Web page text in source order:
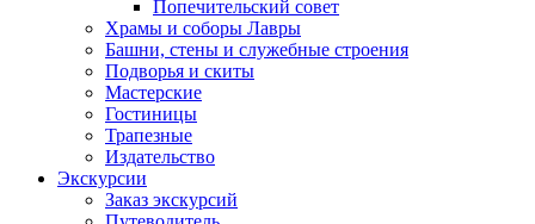
Попечительский совет
Храмы и соборы Лавры
Башни, стены и служебные строения
Подворья и скиты
Мастерские
Гостиницы
Трапезные
Издательство
Экскурсии
Заказ экскурсий